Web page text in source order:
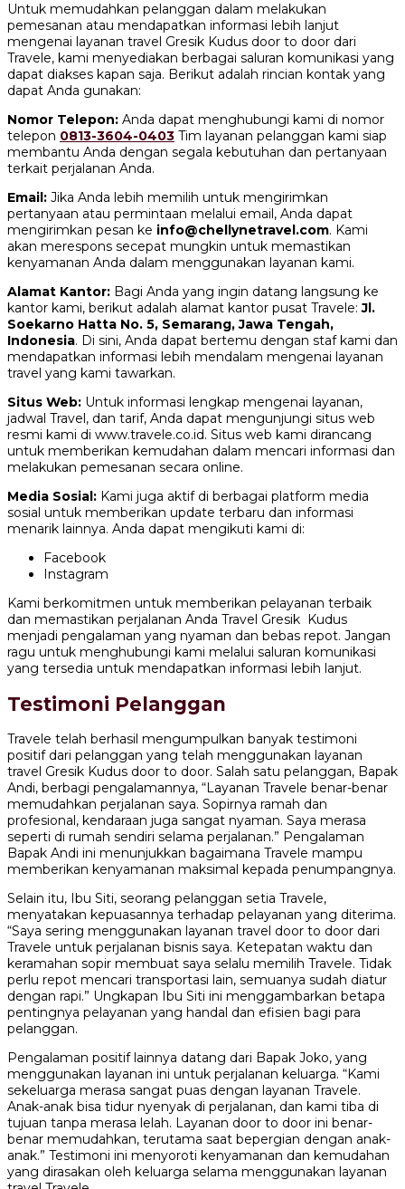
Untuk memudahkan pelanggan dalam melakukan
pemesanan atau mendapatkan informasi lebih lanjut
mengenai layanan travel Gresik Kudus door to door dari
Travele, kami menyediakan berbagai saluran komunikasi yang
dapat diakses kapan saja. Berikut adalah rincian kontak yang
dapat Anda gunakan:
Nomor Telepon: Anda dapat menghubungi kami di nomor
telepon 0813-3604-0403 Tim layanan pelanggan kami siap
membantu Anda dengan segala kebutuhan dan pertanyaan
terkait perjalanan Anda.
Email: Jika Anda lebih memilih untuk mengirimkan
pertanyaan atau permintaan melalui email, Anda dapat
mengirimkan pesan ke info@chellynetravel.com. Kami
akan merespons secepat mungkin untuk memastikan
kenyamanan Anda dalam menggunakan layanan kami.
Alamat Kantor: Bagi Anda yang ingin datang langsung ke
kantor kami, berikut adalah alamat kantor pusat Travele:Jl.
Soekarno Hatta No. 5, Semarang, Jawa Tengah,
Indonesia. Di sini, Anda dapat bertemu dengan staf kami dan
mendapatkan informasi lebih mendalam mengenai layanan
travel yang kami tawarkan.
Situs Web: Untuk informasi lengkap mengenai layanan,
jadwal Travel, dan tarif, Anda dapat mengunjungi situs web
resmi kami di www.travele.co.id. Situs web kami dirancang
untuk memberikan kemudahan dalam mencari informasi dan
melakukan pemesanan secara online.
Media Sosial: Kami juga aktif di berbagai platform media
sosial untuk memberikan update terbaru dan informasi
menarik lainnya. Anda dapat mengikuti kami di:
Facebook
Instagram
Kami berkomitmen untuk memberikan pelayanan terbaik
dan memastikan perjalanan Anda Travel Gresik Kudus
menjadi pengalaman yang nyaman dan bebas repot. Jangan
ragu untuk menghubungi kami melalui saluran komunikasi
yang tersedia untuk mendapatkan informasi lebih lanjut.
Testimoni Pelanggan
Travele telah berhasil mengumpulkan banyak testimoni
positif dari pelanggan yang telah menggunakan layanan
travel Gresik Kudus door to door. Salah satu pelanggan, Bapak
Andi, berbagi pengalamannya, “Layanan Travele benar-benar
memudahkan perjalanan saya. Sopirnya ramah dan
profesional, kendaraan juga sangat nyaman. Saya merasa
seperti di rumah sendiri selama perjalanan.” Pengalaman
Bapak Andi ini menunjukkan bagaimana Travele mampu
memberikan kenyamanan maksimal kepada penumpangnya.
Selain itu, Ibu Siti, seorang pelanggan setia Travele,
menyatakan kepuasannya terhadap pelayanan yang diterima.
“Saya sering menggunakan layanan travel door to door dari
Travele untuk perjalanan bisnis saya. Ketepatan waktu dan
keramahan sopir membuat saya selalu memilih Travele. Tidak
perlu repot mencari transportasi lain, semuanya sudah diatur
dengan rapi.” Ungkapan Ibu Siti ini menggambarkan betapa
pentingnya pelayanan yang handal dan efisien bagi para
pelanggan.
Pengalaman positif lainnya datang dari Bapak Joko, yang
menggunakan layanan ini untuk perjalanan keluarga. “Kami
sekeluarga merasa sangat puas dengan layanan Travele.
Anak-anak bisa tidur nyenyak di perjalanan, dan kami tiba di
tujuan tanpa merasa lelah. Layanan door to door ini benar-
benar memudahkan, terutama saat bepergian dengan anak-
anak.” Testimoni ini menyoroti kenyamanan dan kemudahan
yang dirasakan oleh keluarga selama menggunakan layanan